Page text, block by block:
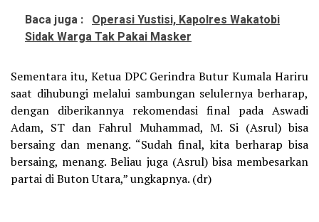
Baca juga : Operasi Yustisi, Kapolres Wakatobi
Sidak Warga Tak Pakai Masker
Sementara itu, Ketua DPC Gerindra Butur Kumala Hariru
saat dihubungi melalui sambungan selulernya berharap,
dengan diberikannya rekomendasi final pada Aswadi
Adam, ST dan Fahrul Muhammad, M. Si (Asrul) bisa
bersaing dan menang. “Sudah final, kita berharap bisa
bersaing, menang. Beliau juga (Asrul) bisa membesarkan
partai di Buton Utara,” ungkapnya. (dr)